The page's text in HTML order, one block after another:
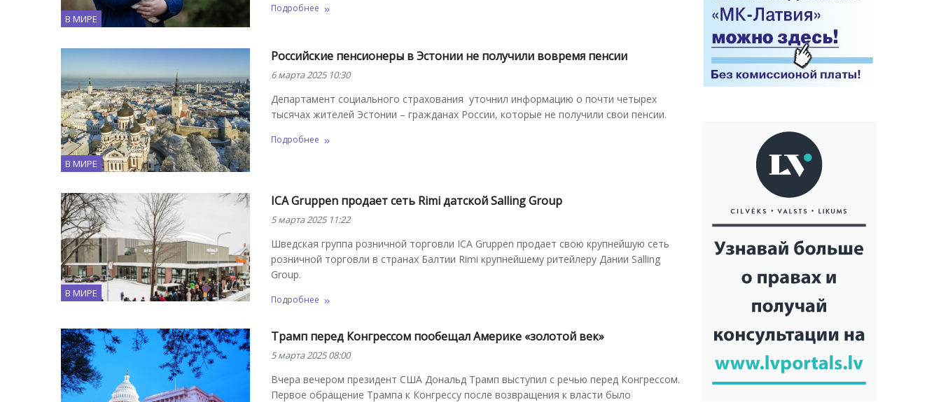
В МИРЕ
Подробнее
В МИРЕ
Российские пенсионеры в Эстонии не получили вовремя пенсии
6 марта 2025 10:30
Департамент социального страхования уточнил информацию о почти четырех
тысячах жителей Эстонии – гражданах России, которые не получили свои пенсии.
Подробнее
В МИРЕ
ICA Gruppen продает сеть Rimi датской Salling Group
5 марта 2025 11:22
Шведская группа розничной торговли ICA Gruppen продает свою крупнейшую сеть
розничной торговли в странах Балтии Rimi крупнейшему ритейлеру Дании Salling
Group.
Подробнее
Трамп перед Конгрессом пообещал Америке «золотой век»
5 марта 2025 08:00
Вчера вечером президент США Дональд Трамп выступил с речью перед Конгрессом.
Первое обращение Трампа к Конгрессу после возвращения к власти было